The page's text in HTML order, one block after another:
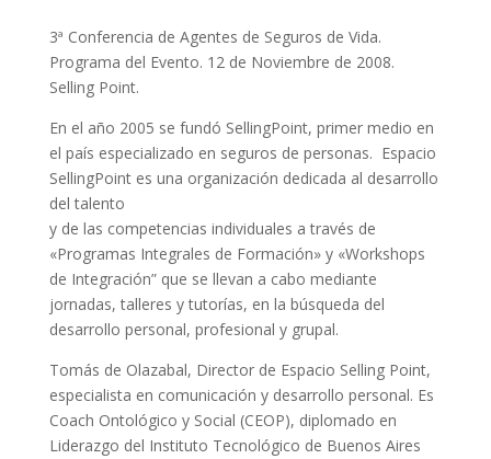
3ª Conferencia de Agentes de Seguros de Vida.
Programa del Evento. 12 de Noviembre de 2008.
Selling Point.
En el año 2005 se fundó SellingPoint, primer medio en
el país especializado en seguros de personas. Espacio
SellingPoint es una organización dedicada al desarrollo
del talento
y de las competencias individuales a través de
«Programas Integrales de Formación» y «Workshops
de Integración” que se llevan a cabo mediante
jornadas, talleres y tutorías, en la búsqueda del
desarrollo personal, profesional y grupal.
Tomás de Olazabal, Director de Espacio Selling Point,
especialista en comunicación y desarrollo personal. Es
Coach Ontológico y Social (CEOP), diplomado en
Liderazgo del Instituto Tecnológico de Buenos Aires